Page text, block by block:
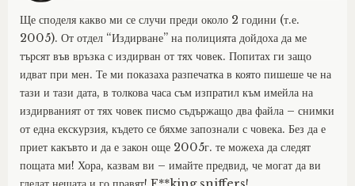
Ще споделя какво ми се случи преди около 2 години (т.е.
2005). От отдел “Издирване” на полицията дойдоха да ме
търсят във връзка с издирван от тях човек. Попитах ги защо
идват при мен. Те ми показаха разпечатка в която пишеше че на
тази и тази дата, в толкова часа съм изпратил към имейла на
издирваният от тях човек писмо съдържащо два файла – снимки
от една екскурзия, където се бяхме запознали с човека. Без да е
приет какъвто и да е закон още 2005г. те можеха да следят
пощата ми! Хора, казвам ви – имайте предвид, че могат да ви